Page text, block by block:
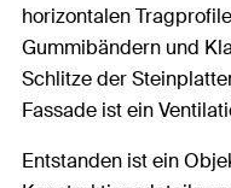
horizontalen
Gummibändern und
Schlitze der
Fassade ist ein
Entstanden ist ein